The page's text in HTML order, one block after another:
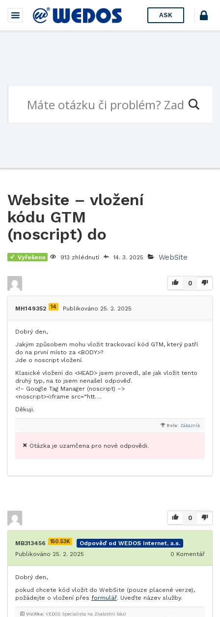
ASK
Website – vložení
kódu GTM
(noscript) do
Vyřešeno 913 zhlédnutí 14. 3. 2025 WebSite
0
MH149352 14 Publikováno 25. 2. 2025
Dobrý den,
Jakým způsobem mohu vložit trackovací kód GTM, který patří
do na první místo za <BODY>?
Jde o noscript vložení.
Klasické vložení do <HEAD> jsem provedl, ale jak vložit tento
druhý typ, na to jsem nenašel odpověď.
<!– Google Tag Manager (noscript) –>
<noscript><iframe src=“htt….
Děkuji.
Role: Zákazník
Otázka je uzamčena pro nové odpovědi.
0
MB313456 150.53K
Odpověď od WEDOS Internet, a.s.
Publikováno 25. 2. 2025
0 Komentář
Dobrý den,
pokud chcete kód vložit do WebSite (pouze placené verze),
požádejte o vložení přes formulář. Uveďte název služby.
Vizitka: VEDOS Specialista na Znalostní bázi